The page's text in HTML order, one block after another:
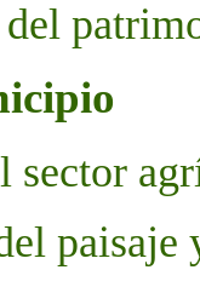
del
sector